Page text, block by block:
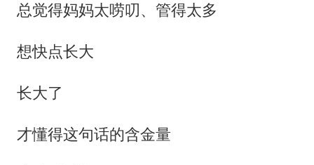
总觉得妈妈太唠叨、管得太多
想快点长大
长大了
才懂得这句话的含金量